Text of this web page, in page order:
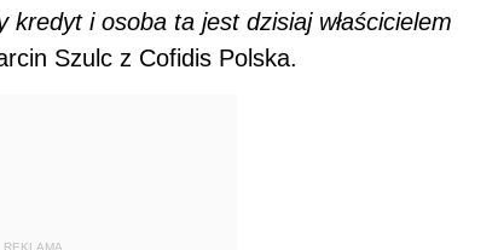
i osoba ta jest dzisiaj właścicielem
Szulc z Cofidis Polska.
REKLAMA